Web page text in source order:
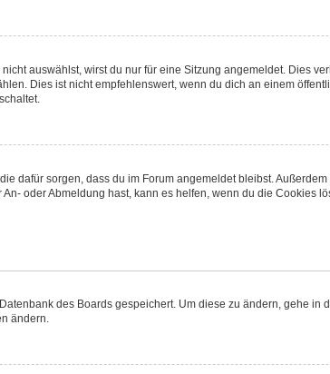
auswählst, wirst du nur für eine Sitzung angemeldet. Dies
Dies ist nicht empfehlenswert, wenn du dich an einem
dafür sorgen, dass du im Forum angemeldet bleibst.
oder Abmeldung hast, kann es helfen, wenn du die Cookies
des Boards gespeichert. Um diese zu ändern, gehe
ändern.